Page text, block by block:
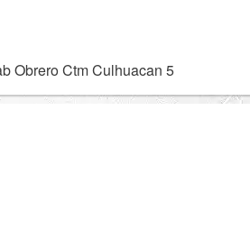
Obrero Ctm Culhuacan 5